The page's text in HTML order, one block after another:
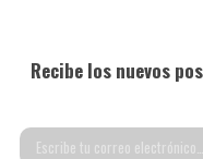
Recibe los nuevos
Escribe